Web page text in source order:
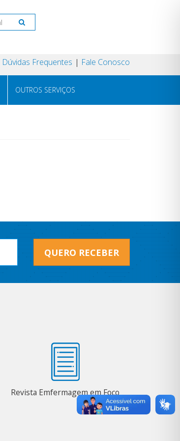
Dúvidas Frequentes Fale Conosco
OUTROS SERVIÇOS
QUERO RECEBER
Revista Emfermagem em Foco